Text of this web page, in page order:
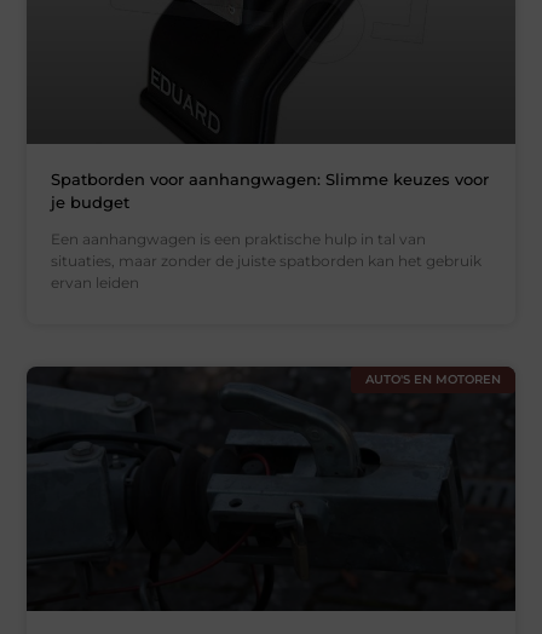
Spatborden voor aanhangwagen: Slimme keuzes voor
je budget
Een aanhangwagen is een praktische hulp in tal van
situaties, maar zonder de juiste spatborden kan het gebruik
ervan leiden
AUTO'S EN MOTOREN